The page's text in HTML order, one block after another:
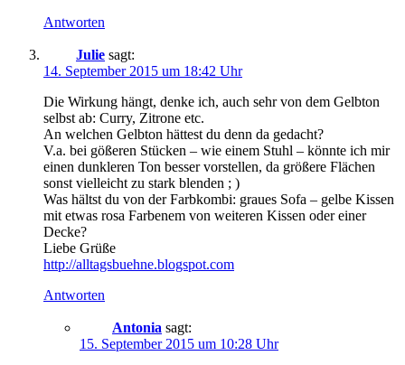
Antworten
Julie sagt:
14. September 2015 um 18:42 Uhr
Die Wirkung hängt, denke ich, auch sehr von dem Gelbton
selbst ab: Curry, Zitrone etc.
An welchen Gelbton hättest du denn da gedacht?
V.a. bei gößeren Stücken – wie einem Stuhl – könnte ich mir
einen dunkleren Ton besser vorstellen, da größere Flächen
sonst vielleicht zu stark blenden ; )
Was hältst du von der Farbkombi: graues Sofa – gelbe Kissen
mit etwas rosa Farbenem von weiteren Kissen oder einer
Decke?
Liebe Grüße
http://alltagsbuehne.blogspot.com
Antworten
Antonia sagt:
15. September 2015 um 10:28 Uhr